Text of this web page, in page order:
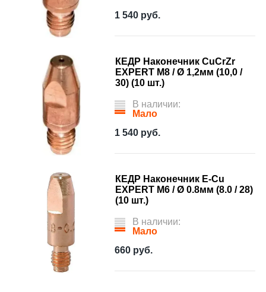
1 540 руб.
КЕДР Наконечник CuCrZr
EXPERT M8 / Ø 1,2мм (10,0 /
30) (10 шт.)
В наличии:
Мало
1 540 руб.
КЕДР Наконечник E-Cu
EXPERT М6 / Ø 0.8мм (8.0 / 28)
(10 шт.)
В наличии:
Мало
660 руб.